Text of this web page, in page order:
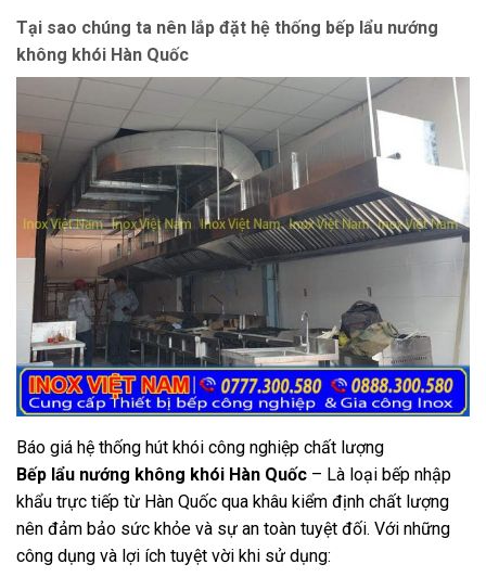
Tại sao chúng ta nên lắp đặt hệ thống bếp lẩu nướng
không khói Hàn Quốc
Báo giá hệ thống hút khói công nghiệp chất lượng
Bếp lẩu nướng không khói Hàn Quốc – Là loại bếp nhập
khẩu trực tiếp từ Hàn Quốc qua khâu kiểm định chất lượng
nên đảm bảo sức khỏe và sự an toàn tuyệt đối. Với những
công dụng và lợi ích tuyệt vời khi sử dụng: